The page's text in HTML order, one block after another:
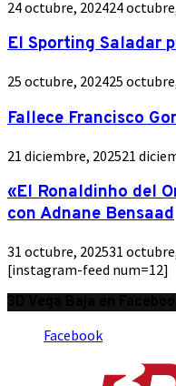
24 octubre, 202424
El Sporting Saladar
25 octubre, 202425
Fallece Francisco
21 diciembre, 202521
«El Ronaldinho del
con Adnane Bensaad
31 octubre, 202531
[instagram-feed num=12]
Facebook